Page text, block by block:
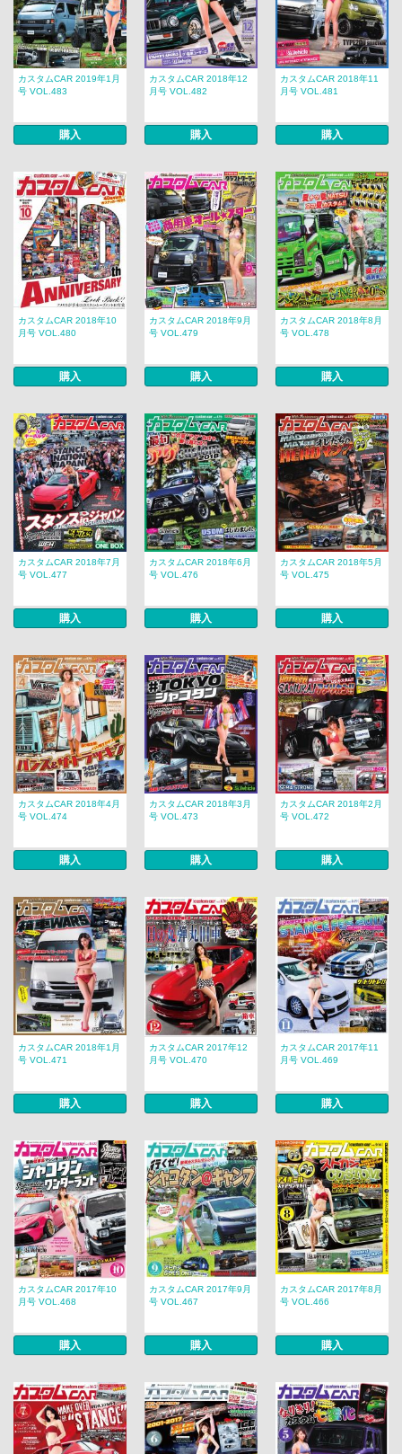
カスタムCAR 2019年1月
号 VOL.483
購入
カスタムCAR 2018年12
月号 VOL.482
購入
カスタムCAR 2018年11
月号 VOL.481
購入
カスタムCAR 2018年10
月号 VOL.480
購入
カスタムCAR 2018年9月
号 VOL.479
購入
カスタムCAR 2018年8月
号 VOL.478
購入
カスタムCAR 2018年7月
号 VOL.477
購入
カスタムCAR 2018年6月
号 VOL.476
購入
カスタムCAR 2018年5月
号 VOL.475
購入
カスタムCAR 2018年4月
号 VOL.474
購入
カスタムCAR 2018年3月
号 VOL.473
購入
カスタムCAR 2018年2月
号 VOL.472
購入
カスタムCAR 2018年1月
号 VOL.471
購入
カスタムCAR 2017年12
月号 VOL.470
購入
カスタムCAR 2017年11
月号 VOL.469
購入
カスタムCAR 2017年10
月号 VOL.468
購入
カスタムCAR 2017年9月
号 VOL.467
購入
カスタムCAR 2017年8月
号 VOL.466
購入